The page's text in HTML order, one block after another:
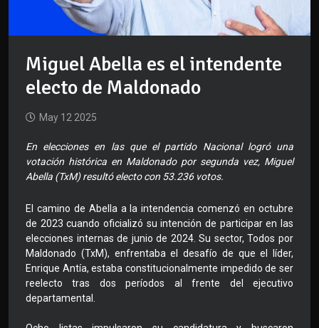
Miguel Abella es el intendente
electo de Maldonado
May 12 2025
En elecciones en las que el partido Nacional logró una
votación histórica en Maldonado por segunda vez, Miguel
Abella (TxM) resultó electo con 53.236 votos.
El camino de Abella a la intendencia comenzó en octubre
de 2023 cuando oficializó su intención de participar en las
elecciones internas de junio de 2024. Su sector, Todos por
Maldonado (TxM), enfrentaba el desafío de que el líder,
Enrique Antía, estaba constitucionalmente impedido de ser
reelecto tras dos períodos al frente del ejecutivo
departamental.